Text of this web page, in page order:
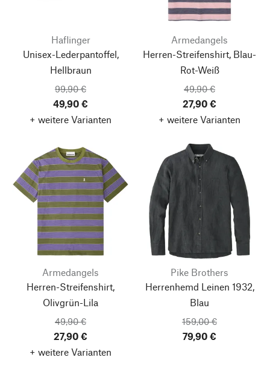
Haflinger
Unisex-Lederpantoffel,
Hellbraun
99,90 €
49,90 €
+ weitere Varianten
Armedangels
Herren-Streifenshirt, Blau-
Rot-Weiß
49,90 €
27,90 €
+ weitere Varianten
Armedangels
Herren-Streifenshirt,
Olivgrün-Lila
49,90 €
27,90 €
+ weitere Varianten
Pike Brothers
Herrenhemd Leinen 1932,
Blau
159,00 €
79,90 €